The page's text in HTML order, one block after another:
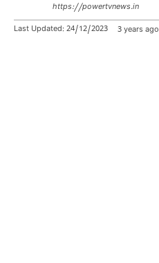
https://powertvnews.in
Last Updated: 24/12/2023 3 years ago